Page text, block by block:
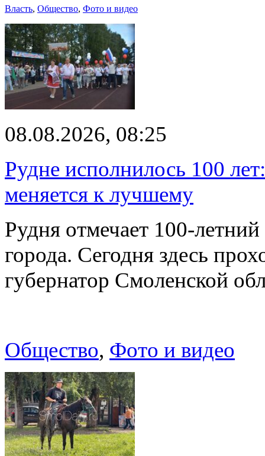
Власть, Общество, Фото и видео
08.08.2026, 08:25
Рудне исполнилось 100
меняется к лучшему
Рудня отмечает 100-
города. Сегодня здесь
губернатор Смоленской
Общество, Фото и видео